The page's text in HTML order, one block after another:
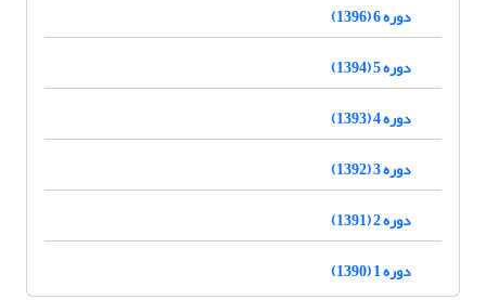
دوره 6 (1396)
دوره 5 (1394)
دوره 4 (1393)
دوره 3 (1392)
دوره 2 (1391)
دوره 1 (1390)